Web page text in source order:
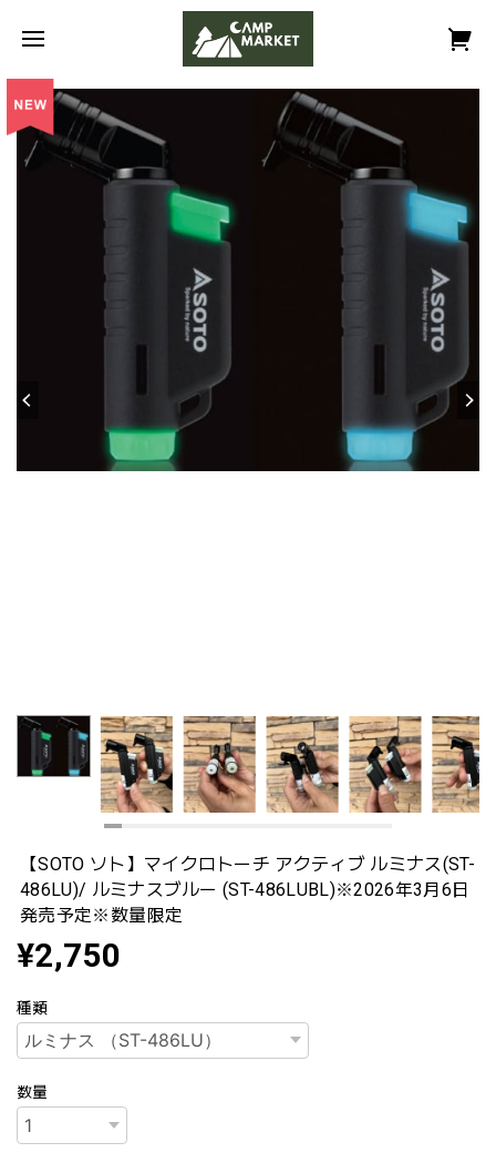
【SOTO ソト】マイクロトーチ アクティブ ルミナス(ST-
486LU)/ ルミナスブルー (ST-486LUBL)※2026年3月6日
発売予定※数量限定
¥2,750
種類
数量